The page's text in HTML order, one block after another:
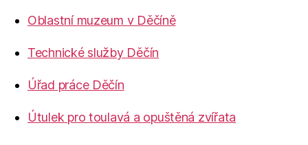
Oblastní muzeum v Děčíně
Technické služby Děčín
Úřad práce Děčín
Útulek pro toulavá a opuštěná zvířata